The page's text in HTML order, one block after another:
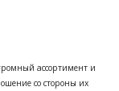
ассортимент и
со стороны их